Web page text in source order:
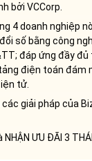
bởi VCCorp.
4 doanh nghiệp
số bằng công
đáp ứng đầy đủ
điện toán đám
tử.
giải pháp của
NHẬN ƯU ĐÃI 3